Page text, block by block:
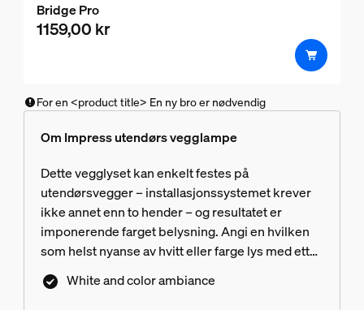
Bridge Pro
1159,00 kr
For en <product title> En ny bro er nødvendig
Om Impress utendørs vegglampe
Dette vegglyset kan enkelt festes på
utendørsvegger – installasjonssystemet krever
ikke annet enn to hender – og resultatet er
imponerende farget belysning. Angi en hvilken
som helst nyanse av hvitt eller farge lys med ett
trykk i Hue appen.
White and color ambiance